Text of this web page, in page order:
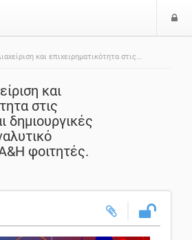
και επιχειρηματικότητα στις...
και
στις
δημιουργικές
φοιτητές.